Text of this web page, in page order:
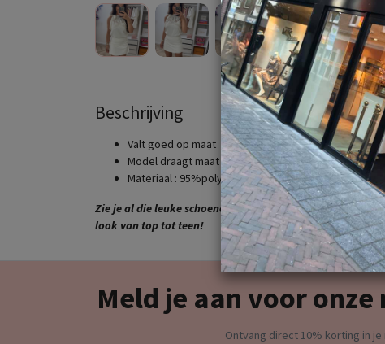
Beschrijving
Valt goed op maat
Model draagt maat S en is 1.65cm lang
Materiaal : 95%polyester,5%elasthanne
Zie je al die leuke schoenen , tassen en riemen ? Ook dit
look van top tot teen!
Meld je aan voor
Ontvang direct 10% korting in je